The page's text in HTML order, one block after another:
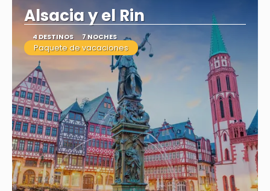
Alsacia y el Rin
4 DESTINOS 7 NOCHES
Paquete de vacaciones